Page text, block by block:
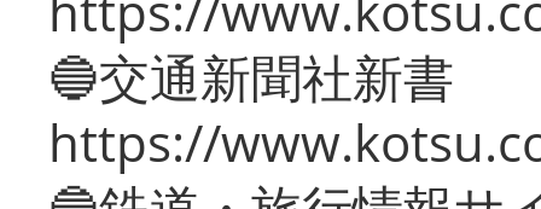
🔵交通新聞社新書
https://